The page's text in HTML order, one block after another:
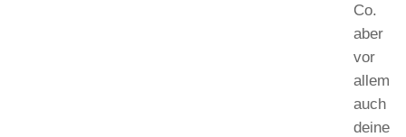
Co.
aber
vor
allem
auch
deine